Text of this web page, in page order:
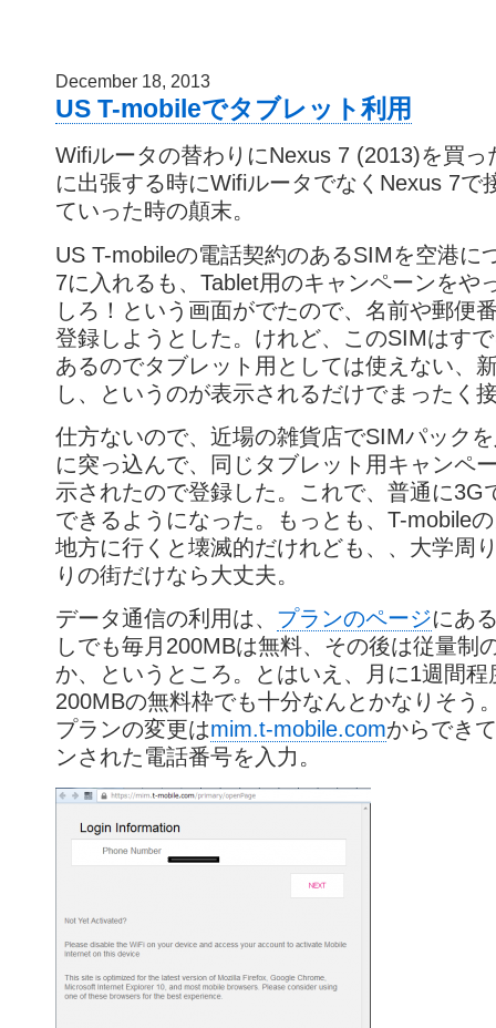
December 18, 2013
US T-mobileでタブレット利用
Wifiルータの替わりにNexus 7 (2013)を買っ
に出張する時にWifiルータでなくNexus 7で
ていった時の顛末。
US T-mobileの電話契約のあるSIMを空港に
7に入れるも、Tablet用のキャンペーンをや
しろ！という画面がでたので、名前や郵便
登録しようとした。けれど、このSIMはす
あるのでタブレット用としては使えない、
し、というのが表示されるだけでまったく
仕方ないので、近場の雑貨店でSIMパック
に突っ込んで、同じタブレット用キャンペ
示されたので登録した。これで、普通に3G
できるようになった。もっとも、T-mobile
地方に行くと壊滅的だけれども、、大学周
りの街だけなら大丈夫。
データ通信の利用は、 プランのページにあ
しでも毎月200MBは無料、その後は従量制
か、というところ。とはいえ、月に1週間程
200MBの無料枠でも十分なんとかなりそう
プランの変更はmim.t-mobile.comからでき
ンされた電話番号を入力。